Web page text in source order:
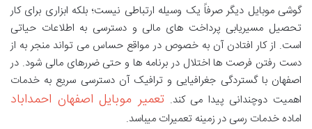
گوشی موبایل دیگر صرفاً یک وسیله ارتباطی نیست؛ بلکه ابزاری برای کار
تحصیل مسیریابی پرداخت های مالی و دسترسی به اطلاعات حیاتی
است. از کار افتادن آن به خصوص در مواقع حساس می تواند منجر به از
دست رفتن فرصت ها اختلال در برنامه ها و حتی ضررهای مالی شود. در
اصفهان با گستردگی جغرافیایی و ترافیک آن دسترسی سریع به خدمات
اهمیت دوچندانی پیدا می کند.تعمیر موبایل اصفهان احمداباد
اماده خدمات رسی در زمینه تعمیرات میباسد.